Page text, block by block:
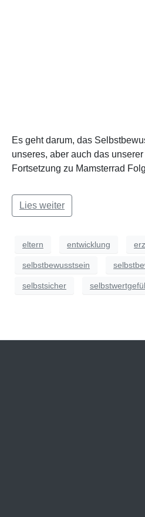
Es geht darum, das
unseres, aber auch das
Fortsetzung zu Mamsterrad
Lies weiter
eltern entwicklung
selbstbewusstsein
selbstsicher